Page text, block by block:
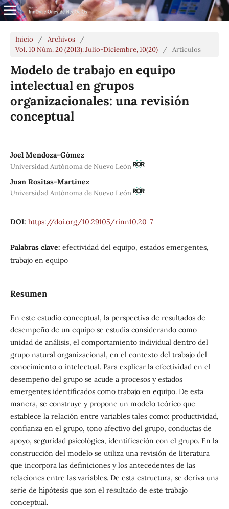
Inicio / Archivos
/
Vol. 10 Núm. 20 (2013): Julio-Diciembre, 10(20)
/ Artículos
Modelo de trabajo en equipo
intelectual en grupos
organizacionales: una revisión
conceptual
Joel Mendoza-Gómez
Universidad Autónoma de Nuevo León
Juan Rositas-Martínez
Universidad Autónoma de Nuevo León
DOI: https://doi.org/10.29105/rinn10.20-7
Palabras clave: efectividad del equipo, estados emergentes,
trabajo en equipo
Resumen
En este estudio conceptual, la perspectiva de resultados de
desempeño de un equipo se estudia considerando como
unidad de análisis, el comportamiento individual dentro del
grupo natural organizacional, en el contexto del trabajo del
conocimiento o intelectual. Para explicar la efectividad en el
desempeño del grupo se acude a procesos y estados
emergentes identificados como trabajo en equipo. De esta
manera, se construye y propone un modelo teórico que
establece la relación entre variables tales como: productividad,
confianza en el grupo, tono afectivo del grupo, conductas de
apoyo, seguridad psicológica, identificación con el grupo. En la
construcción del modelo se utiliza una revisión de literatura
que incorpora las definiciones y los antecedentes de las
relaciones entre las variables. De esta estructura, se deriva una
serie de hipótesis que son el resultado de este trabajo
conceptual.